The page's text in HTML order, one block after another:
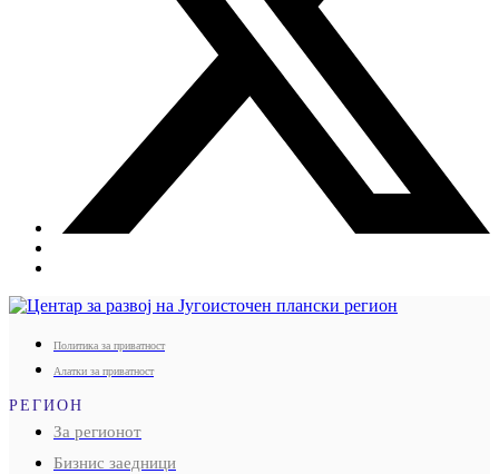
Политика за приватност
Алатки за приватност
РЕГИОН
За регионот
Бизнис заедници